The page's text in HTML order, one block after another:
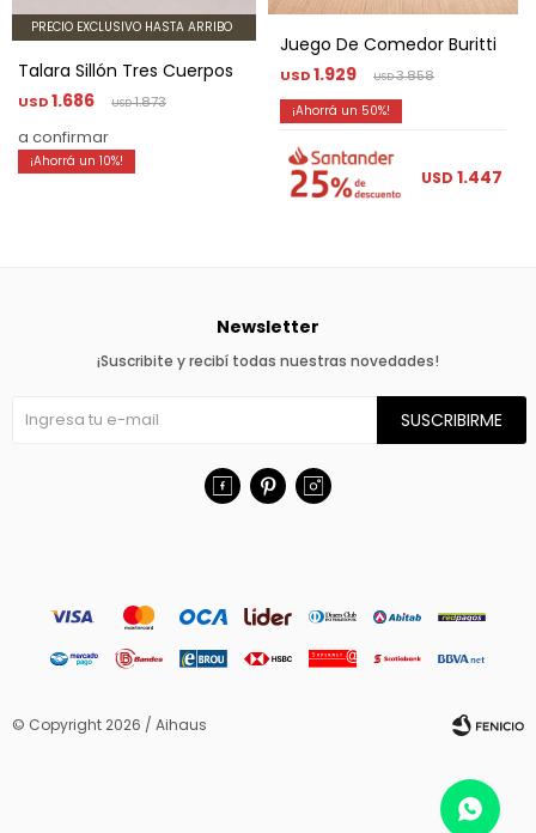
PRECIO EXCLUSIVO HASTA ARRIBO
Talara Sillón Tres Cuerpos
USD1.686 USD1.873
a confirmar
10
Juego De Comedor Buritti
USD1.929 USD3.858
50
USD 1.447
Newsletter
¡Suscribite y recibí todas nuestras novedades!
SUSCRIBIRME
  
© Copyright 2026 / Aihaus